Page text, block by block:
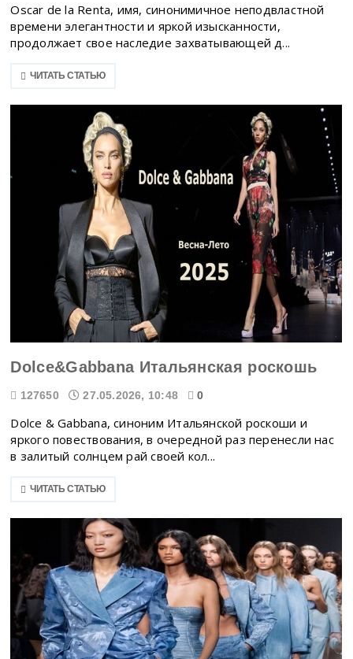
Oscar de la Renta, имя, синонимичное неподвластной
времени элегантности и яркой изысканности,
продолжает свое наследие захватывающей д...
ЧИТАТЬ СТАТЬЮ
Dolce&Gabbana Итальянская роскошь
127650 27.05.2026, 10:48 0
Dolce & Gabbana, синоним Итальянской роскоши и
яркого повествования, в очередной раз перенесли нас
в залитый солнцем рай своей кол...
ЧИТАТЬ СТАТЬЮ